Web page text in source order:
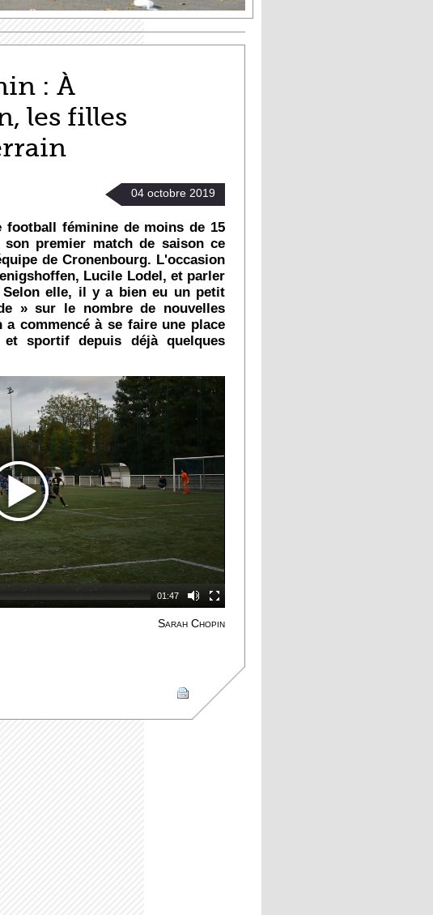
: À
les filles
04 octobre 2019
football féminine de moins de 15
premier match de saison ce
de Cronenbourg. L'occasion
Lucile Lodel, et parler
elle, il y a bien eu un petit
» sur le nombre de nouvelles
commencé à se faire une place
sportif depuis déjà quelques
01:47
Sarah Chopin